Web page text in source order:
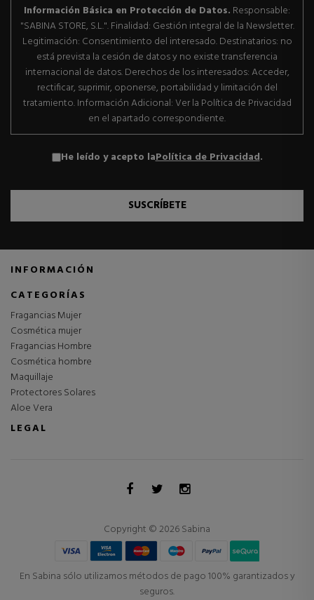
Información Básica en Protección de Datos. Responsable:
"SABINA STORE, S.L.". Finalidad: Gestión integral de la Newsletter.
Legitimación: Consentimiento del interesado. Destinatarios: no
está prevista la cesión de datos y no existe transferencia
internacional de datos. Derechos de los interesados: Acceder,
rectificar, suprimir, oponerse, portabilidad y limitación del
tratamiento. Información Adicional: Ver la Política de Privacidad
en el apartado correspondiente.
He leído y acepto laPolítica de Privacidad.
SUSCRÍBETE
INFORMACIÓN
CATEGORÍAS
Fragancias Mujer
Cosmética mujer
Fragancias Hombre
Cosmética hombre
Maquillaje
Protectores Solares
Aloe Vera
LEGAL
Copyright © 2026 Sabina
En Sabina sólo utilizamos métodos de pago 100% garantizados y
seguros.